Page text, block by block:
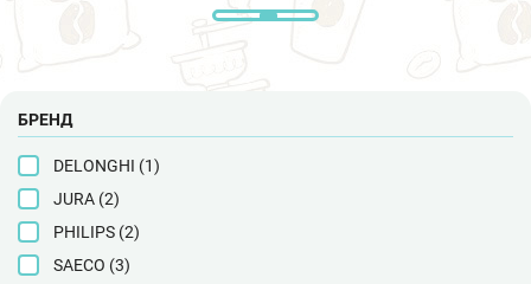
БРЕНД
DELONGHI (1)
JURA (2)
PHILIPS (2)
SAECO (3)